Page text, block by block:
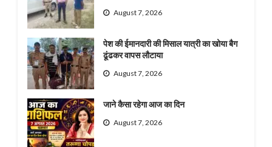
August 7, 2026
पेश की ईमानदारी की मिसाल यात्री का खोया बैग
ढूंढकर वापस लौटाया
August 7, 2026
जाने कैसा रहेगा आज का दिन
August 7, 2026